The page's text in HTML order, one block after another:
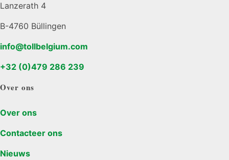
Lanzerath 4
B-4760 Büllingen
info@tollbelgium.com
+32 (0)479 286 239
Over ons
Over ons
Contacteer ons
Nieuws